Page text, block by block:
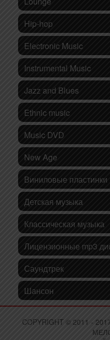
Hip-hop
Electronic Music
Instrumental Music
Jazz and Blues
Ethnic music
Music DVD
New Age
Виниловые пластинки
Детская музыка
Классическая музыка
Лицензионные mp3
Саундтрек
Шансон
COPYRIGHT © 2011 -